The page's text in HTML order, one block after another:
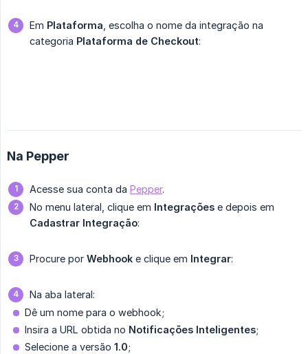
Em Plataforma , escolha o nome da integração na
categoria Plataforma de Checkout:
Na Pepper
Acesse sua conta da Pepper.
No menu lateral, clique em Integrações e depois em
Cadastrar Integração:
Procure por Webhook e clique em Integrar:
Na aba lateral:
Dê um nome para o webhook;
Insira a URL obtida no Notificações Inteligentes;
Selecione a versão 1.0;